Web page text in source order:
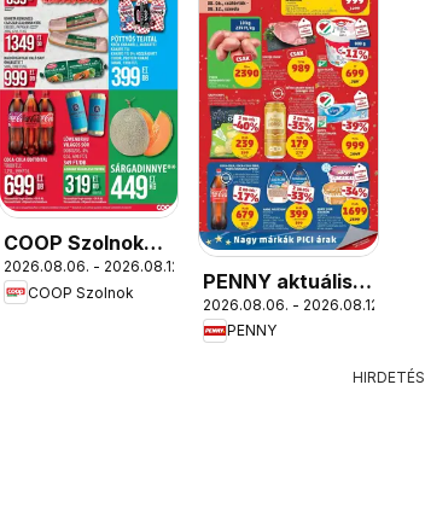
COOP Szolnok
akciós újság
Székesfehérvár
2026.08.06. - 2026.08.12.
COOP Szolnok
PENNY aktuális
akciós újság
2026.08.06. - 2026.08.12.
PENNY
HIRDETÉS